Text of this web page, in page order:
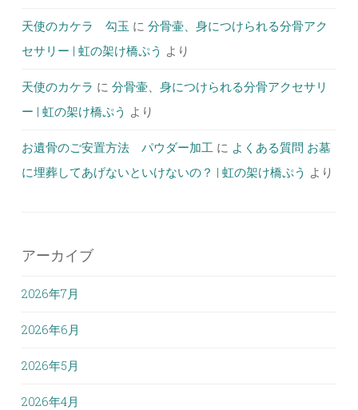
天使のカケラ 勾玉 に 分骨壷、身につけられる分骨アク
セサリー | 虹の架け橋ぷう より
天使のカケラ に 分骨壷、身につけられる分骨アクセサリ
ー | 虹の架け橋ぷう より
お遺骨のご安置方法 パウダー加工 に よくある質問 お墓
に埋葬してあげないといけないの？ | 虹の架け橋ぷう より
アーカイブ
2026年7月
2026年6月
2026年5月
2026年4月